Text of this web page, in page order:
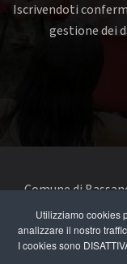
Utilizziamo cookies
analizzare il nostro
I cookies sono
Iscrivendoti
gestione dei
Comune di
Bassano del
e